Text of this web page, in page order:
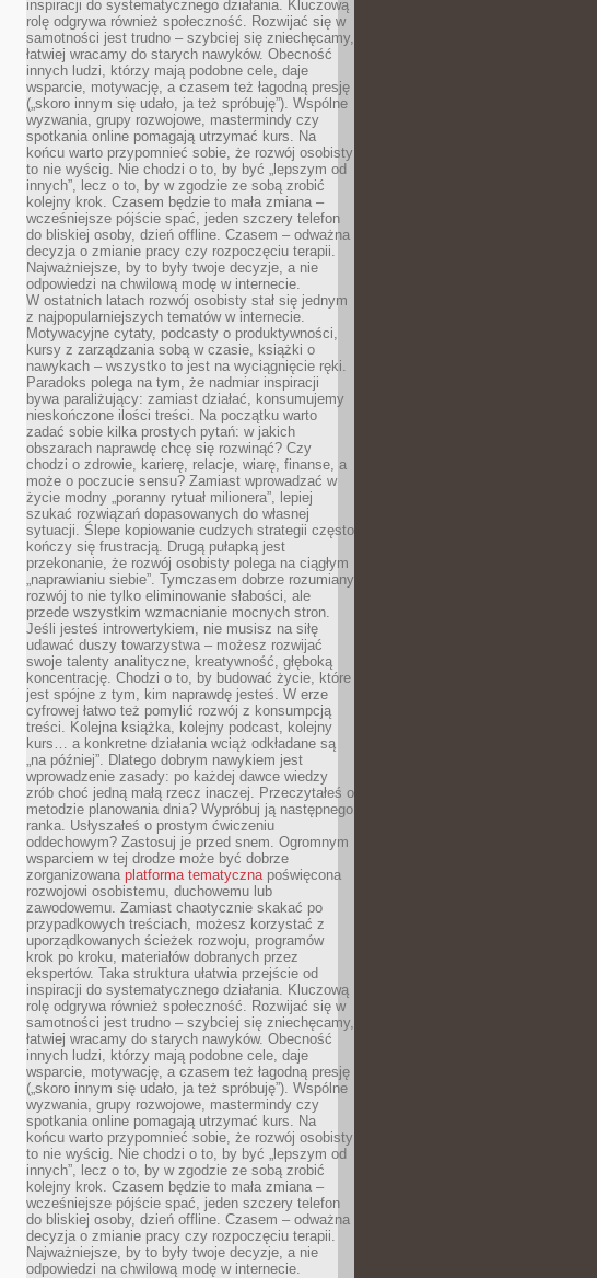
inspiracji do systematycznego działania. Kluczową
rolę odgrywa również społeczność. Rozwijać się w
samotności jest trudno – szybciej się zniechęcamy,
łatwiej wracamy do starych nawyków. Obecność
innych ludzi, którzy mają podobne cele, daje
wsparcie, motywację, a czasem też łagodną presję
(„skoro innym się udało, ja też spróbuję”). Wspólne
wyzwania, grupy rozwojowe, mastermindy czy
spotkania online pomagają utrzymać kurs. Na
końcu warto przypomnieć sobie, że rozwój osobisty
to nie wyścig. Nie chodzi o to, by być „lepszym od
innych”, lecz o to, by w zgodzie ze sobą zrobić
kolejny krok. Czasem będzie to mała zmiana –
wcześniejsze pójście spać, jeden szczery telefon
do bliskiej osoby, dzień offline. Czasem – odważna
decyzja o zmianie pracy czy rozpoczęciu terapii.
Najważniejsze, by to były twoje decyzje, a nie
odpowiedzi na chwilową modę w internecie.
W ostatnich latach rozwój osobisty stał się jednym
z najpopularniejszych tematów w internecie.
Motywacyjne cytaty, podcasty o produktywności,
kursy z zarządzania sobą w czasie, książki o
nawykach – wszystko to jest na wyciągnięcie ręki.
Paradoks polega na tym, że nadmiar inspiracji
bywa paraliżujący: zamiast działać, konsumujemy
nieskończone ilości treści. Na początku warto
zadać sobie kilka prostych pytań: w jakich
obszarach naprawdę chcę się rozwinąć? Czy
chodzi o zdrowie, karierę, relacje, wiarę, finanse, a
może o poczucie sensu? Zamiast wprowadzać w
życie modny „poranny rytuał milionera”, lepiej
szukać rozwiązań dopasowanych do własnej
sytuacji. Ślepe kopiowanie cudzych strategii często
kończy się frustracją. Drugą pułapką jest
przekonanie, że rozwój osobisty polega na ciągłym
„naprawianiu siebie”. Tymczasem dobrze rozumiany
rozwój to nie tylko eliminowanie słabości, ale
przede wszystkim wzmacnianie mocnych stron.
Jeśli jesteś introwertykiem, nie musisz na siłę
udawać duszy towarzystwa – możesz rozwijać
swoje talenty analityczne, kreatywność, głęboką
koncentrację. Chodzi o to, by budować życie, które
jest spójne z tym, kim naprawdę jesteś. W erze
cyfrowej łatwo też pomylić rozwój z konsumpcją
treści. Kolejna książka, kolejny podcast, kolejny
kurs… a konkretne działania wciąż odkładane są
„na później”. Dlatego dobrym nawykiem jest
wprowadzenie zasady: po każdej dawce wiedzy
zrób choć jedną małą rzecz inaczej. Przeczytałeś o
metodzie planowania dnia? Wypróbuj ją następnego
ranka. Usłyszałeś o prostym ćwiczeniu
oddechowym? Zastosuj je przed snem. Ogromnym
wsparciem w tej drodze może być dobrze
zorganizowana platforma tematycznapoświęcona
rozwojowi osobistemu, duchowemu lub
zawodowemu. Zamiast chaotycznie skakać po
przypadkowych treściach, możesz korzystać z
uporządkowanych ścieżek rozwoju, programów
krok po kroku, materiałów dobranych przez
ekspertów. Taka struktura ułatwia przejście od
inspiracji do systematycznego działania. Kluczową
rolę odgrywa również społeczność. Rozwijać się w
samotności jest trudno – szybciej się zniechęcamy,
łatwiej wracamy do starych nawyków. Obecność
innych ludzi, którzy mają podobne cele, daje
wsparcie, motywację, a czasem też łagodną presję
(„skoro innym się udało, ja też spróbuję”). Wspólne
wyzwania, grupy rozwojowe, mastermindy czy
spotkania online pomagają utrzymać kurs. Na
końcu warto przypomnieć sobie, że rozwój osobisty
to nie wyścig. Nie chodzi o to, by być „lepszym od
innych”, lecz o to, by w zgodzie ze sobą zrobić
kolejny krok. Czasem będzie to mała zmiana –
wcześniejsze pójście spać, jeden szczery telefon
do bliskiej osoby, dzień offline. Czasem – odważna
decyzja o zmianie pracy czy rozpoczęciu terapii.
Najważniejsze, by to były twoje decyzje, a nie
odpowiedzi na chwilową modę w internecie.